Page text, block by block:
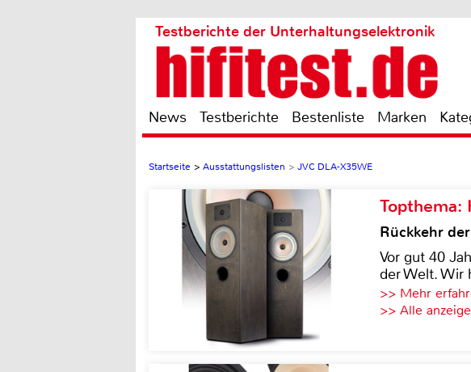
Testberichte der Unterhaltungselektronik
News Testberichte Bestenliste Marken
Startseite > Ausstattungslisten > JVC DLA-X35WE
Topthema:
Rückkehr
Vor gut 40
der Welt. Wir
>> Mehr
>> Alle